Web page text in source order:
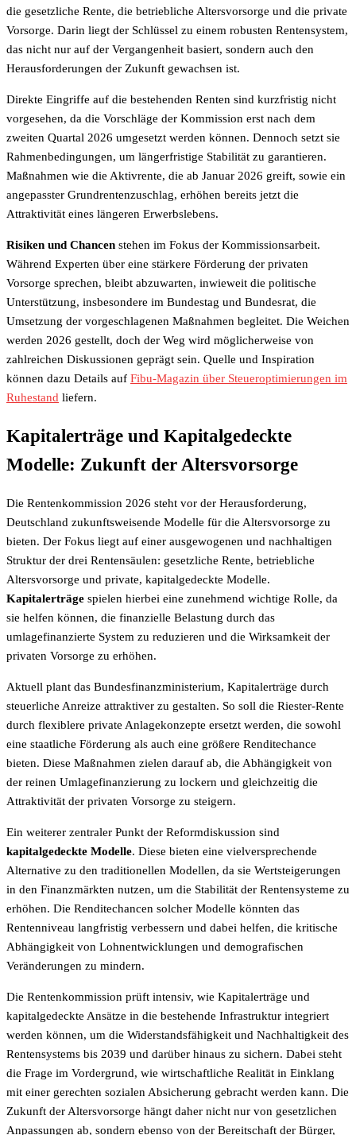
die gesetzliche Rente, die betriebliche Altersvorsorge und die private
Vorsorge. Darin liegt der Schlüssel zu einem robusten Rentensystem,
das nicht nur auf der Vergangenheit basiert, sondern auch den
Herausforderungen der Zukunft gewachsen ist.
Direkte Eingriffe auf die bestehenden Renten sind kurzfristig nicht
vorgesehen, da die Vorschläge der Kommission erst nach dem
zweiten Quartal 2026 umgesetzt werden können. Dennoch setzt sie
Rahmenbedingungen, um längerfristige Stabilität zu garantieren.
Maßnahmen wie die Aktivrente, die ab Januar 2026 greift, sowie ein
angepasster Grundrentenzuschlag, erhöhen bereits jetzt die
Attraktivität eines längeren Erwerbslebens.
Risiken und Chancen stehen im Fokus der Kommissionsarbeit.
Während Experten über eine stärkere Förderung der privaten
Vorsorge sprechen, bleibt abzuwarten, inwieweit die politische
Unterstützung, insbesondere im Bundestag und Bundesrat, die
Umsetzung der vorgeschlagenen Maßnahmen begleitet. Die Weichen
werden 2026 gestellt, doch der Weg wird möglicherweise von
zahlreichen Diskussionen geprägt sein. Quelle und Inspiration
können dazu Details auf Fibu-Magazin über Steueroptimierungen im
Ruhestand liefern.
Kapitalerträge und Kapitalgedeckte
Modelle: Zukunft der Altersvorsorge
Die Rentenkommission 2026 steht vor der Herausforderung,
Deutschland zukunftsweisende Modelle für die Altersvorsorge zu
bieten. Der Fokus liegt auf einer ausgewogenen und nachhaltigen
Struktur der drei Rentensäulen: gesetzliche Rente, betriebliche
Altersvorsorge und private, kapitalgedeckte Modelle.
Kapitalerträge spielen hierbei eine zunehmend wichtige Rolle, da
sie helfen können, die finanzielle Belastung durch das
umlagefinanzierte System zu reduzieren und die Wirksamkeit der
privaten Vorsorge zu erhöhen.
Aktuell plant das Bundesfinanzministerium, Kapitalerträge durch
steuerliche Anreize attraktiver zu gestalten. So soll die Riester-Rente
durch flexiblere private Anlagekonzepte ersetzt werden, die sowohl
eine staatliche Förderung als auch eine größere Renditechance
bieten. Diese Maßnahmen zielen darauf ab, die Abhängigkeit von
der reinen Umlagefinanzierung zu lockern und gleichzeitig die
Attraktivität der privaten Vorsorge zu steigern.
Ein weiterer zentraler Punkt der Reformdiskussion sind
kapitalgedeckte Modelle. Diese bieten eine vielversprechende
Alternative zu den traditionellen Modellen, da sie Wertsteigerungen
in den Finanzmärkten nutzen, um die Stabilität der Rentensysteme zu
erhöhen. Die Renditechancen solcher Modelle könnten das
Rentenniveau langfristig verbessern und dabei helfen, die kritische
Abhängigkeit von Lohnentwicklungen und demografischen
Veränderungen zu mindern.
Die Rentenkommission prüft intensiv, wie Kapitalerträge und
kapitalgedeckte Ansätze in die bestehende Infrastruktur integriert
werden können, um die Widerstandsfähigkeit und Nachhaltigkeit des
Rentensystems bis 2039 und darüber hinaus zu sichern. Dabei steht
die Frage im Vordergrund, wie wirtschaftliche Realität in Einklang
mit einer gerechten sozialen Absicherung gebracht werden kann. Die
Zukunft der Altersvorsorge hängt daher nicht nur von gesetzlichen
Anpassungen ab, sondern ebenso von der Bereitschaft der Bürger,